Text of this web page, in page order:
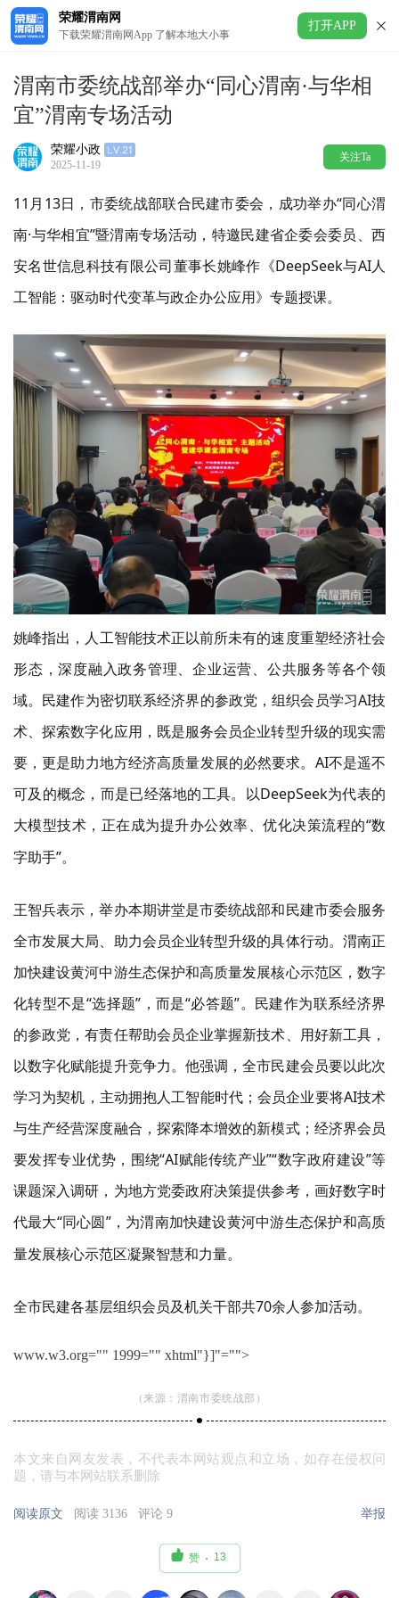
荣耀渭南网
下载荣耀渭南网App 了解本地大小事
打开APP
渭南市委统战部举办“同心渭南·与华相
宜”渭南专场活动
荣耀小政
2025-11-19
关注Ta
11月13日，市委统战部联合民建市委会 ， 成功举办“同心渭
南·与华相宜”暨渭南专场活动， 特邀民建省企委会委员、西
安名世信息科技有限公司董事长姚峰作《DeepSeek与AI人
工智能：驱动时代变革与政企办公应用》专题授课。
姚峰指出 ， 人工智能技术正以前所未有的速度重塑经济社会
形态，深度融入政务管理、企业运营、公共服务等各个领
域。民建作为密切联系经济界的参政党，组织会员学习AI技
术、探索数字化应用，既是服务会员企业转型升级的现实需
要，更是助力地方经济高质量发展的必然要求。AI不是遥不
可及的概念，而是已经落地的工具。以DeepSeek为代表的
大模型技术，正在成为提升办公效率、优化决策流程的“数
字助手”。
王智兵表示，举办本期讲堂是市委统战部和民建市委会服务
全市发展大局、助力会员企业转型升级的具体行动。 渭南正
加快建设黄河中游生态保护和高质量发展核心示范区，数字
化转型不是“选择题”，而是“必答题”。民建作为联系经济界
的参政党，有责任帮助会员企业掌握新技术、用好新工具，
以数字化赋能提升竞争力。他强调，全市民建会员要以此次
学习为契机，主动拥抱人工智能时代； 会员企业要将AI技术
与生产经营深度融合，探索降本增效的新模式；经济界会员
要发挥专业优势，围绕“AI赋能传统产业”“数字政府建设”等
课题深入调研，为地方党委政府决策提供参考，画好数字时
代最大“同心圆”，为渭南加快建设黄河中游生态保护和高质
量发展核心示范区凝聚智慧和力量。
全市民建各基层组织会员及机关干部共70余人参加活动。
www.w3.org="" 1999="" xhtml"}]"="">
（来源：渭南市委统战部）
本文来自网友发表，不代表本网站观点和立场，如存在侵权问
题，请与本网站联系删除
阅读原文 阅读 3136 评论 9 举报
 赞 13